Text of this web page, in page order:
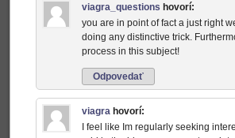
viagra_questions hovorí:
you are in point of fact a just right
doing any distinctive trick.
process in this subject!
Odpovedať
viagra hovorí:
I feel like Im regularly seeking